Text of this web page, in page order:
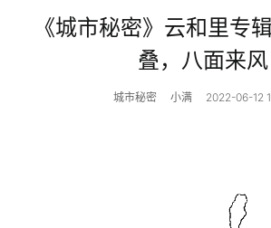
新闻
地理
《城市秘密》云和里专
叠，八面来风
城市秘密 小满 2022-06-12